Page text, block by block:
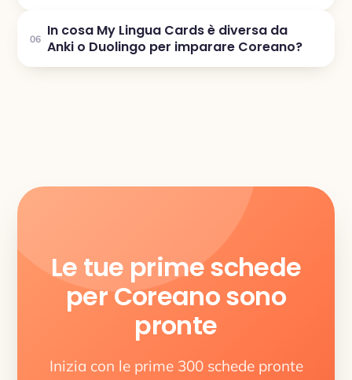
06 In cosa My Lingua Cards è diversa da
Anki o Duolingo per imparare Coreano?
Le tue prime schede
per Coreano sono
pronte
Inizia con le prime 300 schede pronte